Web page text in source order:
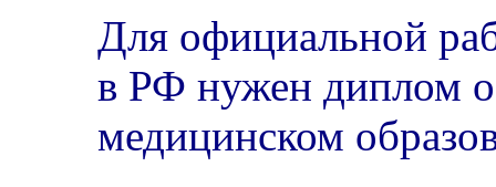
Для официальной
в РФ нужен диплом
медицинском